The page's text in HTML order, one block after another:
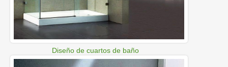
Diseño de cuartos de baño